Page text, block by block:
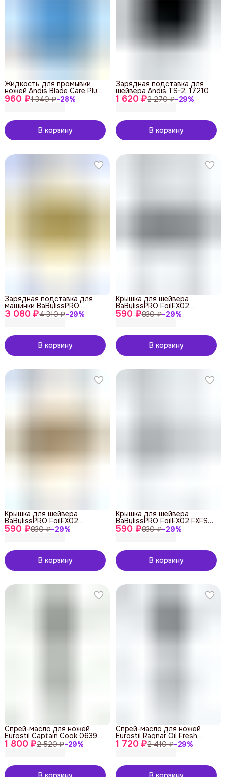
960 ₽1 340 ₽−28%
Жидкость для промывки
ножей Andis Blade Care Plus
7in1 12570, 473 мл
В корзину
1 620 ₽2 270 ₽−29%
Зарядная подставка для
шейвера Andis TS-2, 17210
В корзину
3 080 ₽4 310 ₽−29%
Зарядная подставка для
машинки BaBylissPRO
FX8700GBASE, золотая
В корзину
590 ₽830 ₽−29%
Крышка для шейвера
BaBylissPRO FoilFX02
FXFS2GSE Gunsteel,
41100022
В корзину
590 ₽830 ₽−29%
Крышка для шейвера
BaBylissPRO FoilFX02
FXFS2GE Gold, 41100023
В корзину
590 ₽830 ₽−29%
Крышка для шейвера
BaBylissPRO FoilFX02 FXFS2E
Chrome, 41100021
В корзину
1 800 ₽2 520 ₽−29%
Спрей-масло для ножей
Eurostil Captain Cook 06395,
500 мл 1 720 ₽2 410 ₽−29%
Спрей-масло для ножей
Eurostil Ragnar Oil Fresh
06272, 500 мл